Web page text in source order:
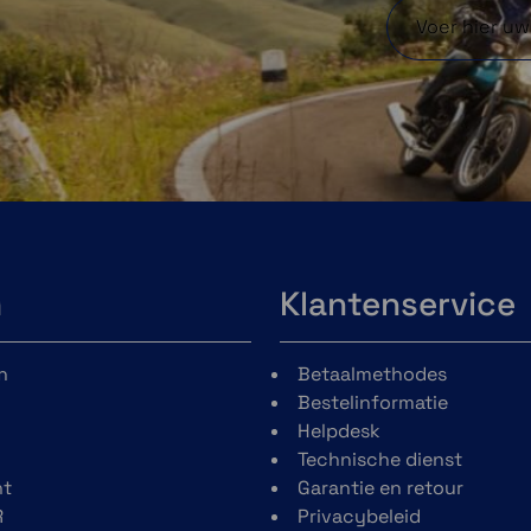
een
aan
persoonsweergave van je
rit met meer controle en
een soepelere
filmervaring.
Ondersteunt Insta360 (X5,
X4, ACE, ACE PRO2) &
de
je
Chigee AIO-6 Max
Afmetingen: 161 x
Werkspanning: 12-18
Schermgrootte: 6
Klantenservice
Betaalmethodes
Bestelinformatie
Helpdesk
Technische dienst
Garantie en retour
Privacybeleid